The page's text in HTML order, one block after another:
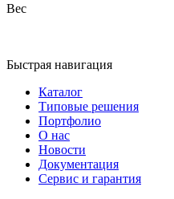
Вес
Быстрая навигация
Каталог
Типовые решения
Портфолио
О нас
Новости
Документация
Сервис и гарантия